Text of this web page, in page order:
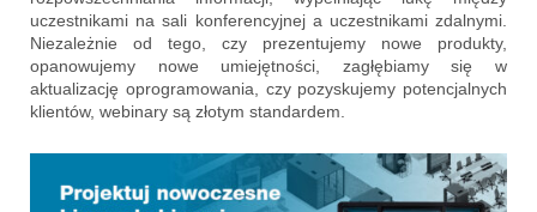
uczestnikami na sali konferencyjnej a uczestnikami zdalnymi.
Niezależnie od tego, czy prezentujemy nowe produkty,
opanowujemy nowe umiejętności, zagłębiamy się w
aktualizację oprogramowania, czy pozyskujemy potencjalnych
klientów, webinary są złotym standardem.